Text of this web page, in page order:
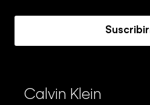
Calvin Klein